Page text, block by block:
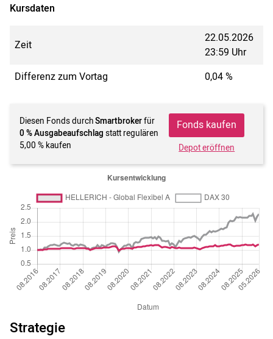
Kursdaten
Zeit
22.05.2026
23:59 Uhr
Differenz zum Vortag
0,04 %
Diesen Fonds durchSmartbrokerfür
0 % Ausgabeaufschlag statt regulären
5,00 % kaufen
Fonds kaufen
Depot eröffnen
Strategie